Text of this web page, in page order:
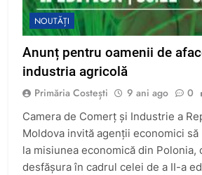
NOUTĂȚI
Anunț pentru oamenii de
industria agricolă
Primăria Costești 9 ani ago 0
Camera de Comerț și Industrie a
Moldova invită agenții economici
la misiunea economică din Polonia,
desfășura în cadrul celei de a II-a